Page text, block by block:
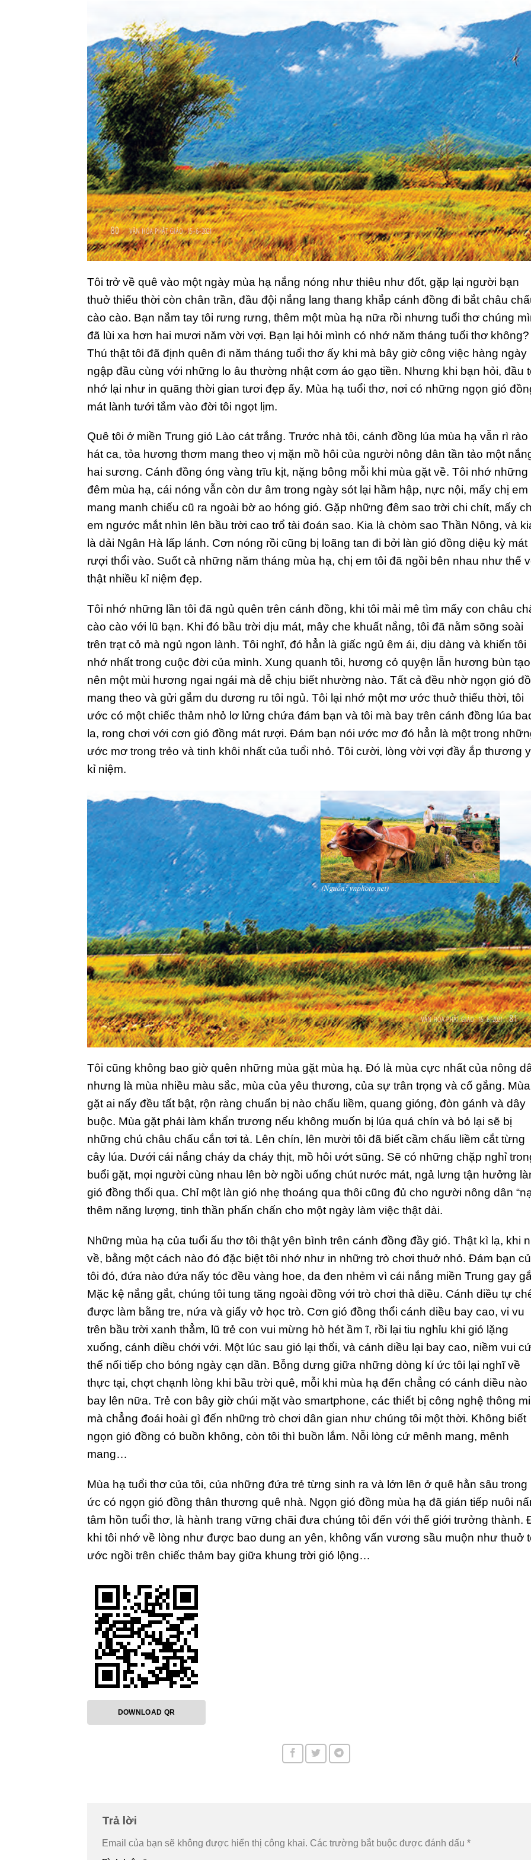
Tôi trở về quê vào một ngày mùa hạ nắng nóng như thiêu như đốt, gặp lại người bạn
thuở thiếu thời còn chân trần, đầu đội nắng lang thang khắp cánh đồng đi bắt châu
cào cào. Bạn nắm tay tôi rưng rưng, thêm một mùa hạ nữa rồi nhưng tuổi thơ chúng
đã lùi xa hơn hai mươi năm vời vợi. Bạn lại hỏi mình có nhớ năm tháng tuổi thơ không?
Thú thật tôi đã định quên đi năm tháng tuổi thơ ấy khi mà bây giờ công việc hàng ngày
ngập đầu cùng với những lo âu thường nhật cơm áo gạo tiền. Nhưng khi bạn hỏi, đầu
nhớ lại như in quãng thời gian tươi đẹp ấy. Mùa hạ tuổi thơ, nơi có những ngọn gió
mát lành tưới tắm vào đời tôi ngọt lịm.
Quê tôi ở miền Trung gió Lào cát trắng. Trước nhà tôi, cánh đồng lúa mùa hạ vẫn rì rào
hát ca, tỏa hương thơm mang theo vị mặn mồ hôi của người nông dân tần tảo một
hai sương. Cánh đồng óng vàng trĩu kịt, nặng bông mỗi khi mùa gặt về. Tôi nhớ những
đêm mùa hạ, cái nóng vẫn còn dư âm trong ngày sót lại hầm hập, nực nội, mấy chị em
mang manh chiếu cũ ra ngoài bờ ao hóng gió. Gặp những đêm sao trời chi chít, mấy
em ngước mắt nhìn lên bầu trời cao trổ tài đoán sao. Kia là chòm sao Thần Nông, và
là dải Ngân Hà lấp lánh. Cơn nóng rồi cũng bị loãng tan đi bởi làn gió đồng diệu kỳ mát
rượi thổi vào. Suốt cả những năm tháng mùa hạ, chị em tôi đã ngồi bên nhau như thế
thật nhiều kỉ niệm đẹp.
Tôi nhớ những lần tôi đã ngủ quên trên cánh đồng, khi tôi mải mê tìm mấy con châu
cào cào với lũ bạn. Khi đó bầu trời dịu mát, mây che khuất nắng, tôi đã nằm sõng soài
trên trạt cỏ mà ngủ ngon lành. Tôi nghĩ, đó hẳn là giấc ngủ êm ái, dịu dàng và khiến tôi
nhớ nhất trong cuộc đời của mình. Xung quanh tôi, hương cỏ quyện lẫn hương bùn tạo
nên một mùi hương ngai ngái mà dễ chịu biết nhường nào. Tất cả đều nhờ ngọn gió
mang theo và gửi gắm du dương ru tôi ngủ. Tôi lại nhớ một mơ ước thuở thiếu thời, tôi
ước có một chiếc thảm nhỏ lơ lửng chứa đám bạn và tôi mà bay trên cánh đồng lúa
la, rong chơi với cơn gió đồng mát rượi. Đám bạn nói ước mơ đó hẳn là một trong
ước mơ trong trẻo và tinh khôi nhất của tuổi nhỏ. Tôi cười, lòng vời vợi đầy ắp thương
kỉ niệm.
Tôi cũng không bao giờ quên những mùa gặt mùa hạ. Đó là mùa cực nhất của nông
nhưng là mùa nhiều màu sắc, mùa của yêu thương, của sự trân trọng và cố gắng. Mùa
gặt ai nấy đều tất bật, rộn ràng chuẩn bị nào chấu liềm, quang gióng, đòn gánh và dây
buộc. Mùa gặt phải làm khẩn trương nếu không muốn bị lúa quá chín và bỏ lại sẽ bị
những chú châu chấu cắn tơi tả. Lên chín, lên mười tôi đã biết cầm chấu liềm cắt từng
cây lúa. Dưới cái nắng cháy da cháy thịt, mồ hôi ướt sũng. Sẽ có những chặp nghỉ
buổi gặt, mọi người cùng nhau lên bờ ngồi uống chút nước mát, ngả lưng tận hưởng
gió đồng thổi qua. Chỉ một làn gió nhẹ thoáng qua thôi cũng đủ cho người nông dân
thêm năng lượng, tinh thần phấn chấn cho một ngày làm việc thật dài.
Những mùa hạ của tuổi ấu thơ tôi thật yên bình trên cánh đồng đầy gió. Thật kì lạ, khi
về, bằng một cách nào đó đặc biệt tôi nhớ như in những trò chơi thuở nhỏ. Đám bạn
tôi đó, đứa nào đứa nấy tóc đều vàng hoe, da đen nhẻm vì cái nắng miền Trung gay
Mặc kệ nắng gắt, chúng tôi tung tăng ngoài đồng với trò chơi thả diều. Cánh diều tự
được làm bằng tre, nứa và giấy vở học trò. Cơn gió đồng thổi cánh diều bay cao, vi vu
trên bầu trời xanh thẳm, lũ trẻ con vui mừng hò hét ầm ĩ, rồi lại tiu nghỉu khi gió lặng
xuống, cánh diều chới với. Một lúc sau gió lại thổi, và cánh diều lại bay cao, niềm vui
thế nối tiếp cho bóng ngày cạn dần. Bỗng dưng giữa những dòng kí ức tôi lại nghĩ về
thực tại, chợt chạnh lòng khi bầu trời quê, mỗi khi mùa hạ đến chẳng có cánh diều nào
bay lên nữa. Trẻ con bây giờ chúi mặt vào smartphone, các thiết bị công nghệ thông
mà chẳng đoái hoài gì đến những trò chơi dân gian như chúng tôi một thời. Không biết
ngọn gió đồng có buồn không, còn tôi thì buồn lắm. Nỗi lòng cứ mênh mang, mênh
mang…
Mùa hạ tuổi thơ của tôi, của những đứa trẻ từng sinh ra và lớn lên ở quê hằn sâu trong
ức có ngọn gió đồng thân thương quê nhà. Ngọn gió đồng mùa hạ đã gián tiếp nuôi
tâm hồn tuổi thơ, là hành trang vững chãi đưa chúng tôi đến với thế giới trưởng thành.
khi tôi nhớ về lòng như được bao dung an yên, không vấn vương sầu muộn như thuở
ước ngồi trên chiếc thảm bay giữa khung trời gió lộng…
DOWNLOAD QR
Trả lời
Email của bạn sẽ không được hiển thị công khai. Các trường bắt buộc được đánh dấu *